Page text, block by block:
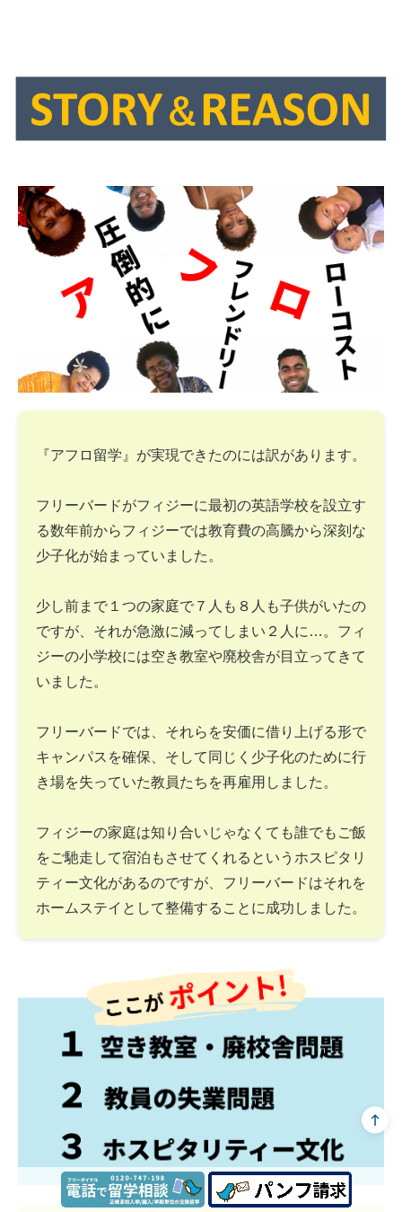
『アフロ留学』が実現できたのには訳があります。
フリーバードがフィジーに最初の英語学校を設立す
る数年前からフィジーでは教育費の高騰から深刻な
少子化が始まっていました。
少し前まで１つの家庭で７人も８人も子供がいたの
ですが、それが急激に減ってしまい２人に…。フィ
ジーの小学校には空き教室や廃校舎が目立ってきて
いました。
フリーバードでは、それらを安価に借り上げる形で
キャンパスを確保、そして同じく少子化のために行
き場を失っていた教員たちを再雇用しました。
フィジーの家庭は知り合いじゃなくても誰でもご飯
をご馳走して宿泊もさせてくれるというホスピタリ
ティー文化があるのですが、フリーバードはそれを
ホームステイとして整備することに成功しました。